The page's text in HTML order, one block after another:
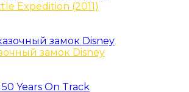
Expedition (2011)
замок Disney